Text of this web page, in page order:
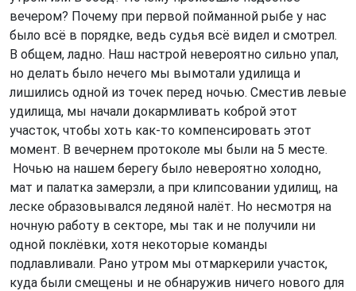
вечером? Почему при первой пойманной рыбе у нас
было всё в порядке, ведь судья всё видел и смотрел.
В общем, ладно. Наш настрой невероятно сильно упал,
но делать было нечего мы вымотали удилища и
лишились одной из точек перед ночью. Сместив левые
удилища, мы начали докармливать коброй этот
участок, чтобы хоть как-то компенсировать этот
момент. В вечернем протоколе мы были на 5 месте.
Ночью на нашем берегу было невероятно холодно,
мат и палатка замерзли, а при клипсовании удилищ, на
леске образовывался ледяной налёт. Но несмотря на
ночную работу в секторе, мы так и не получили ни
одной поклёвки, хотя некоторые команды
подлавливали. Рано утром мы отмаркерили участок,
куда были смещены и не обнаружив ничего нового для